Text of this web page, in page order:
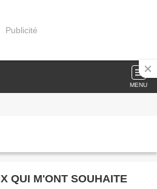
Publicité
MENU
QUI M'ONT SOUHAITE